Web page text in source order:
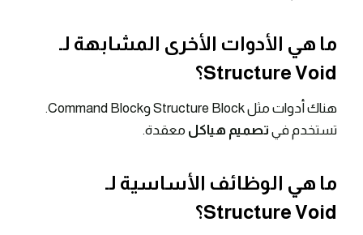
ما هي الأدوات الأخرى المشابهة لـ
Structure Void؟
هناك أدوات مثل Structure Block وCommand Block.
تستخدم في تصميم هياكل معقدة.
ما هي الوظائف الأساسية لـ
Structure Void؟